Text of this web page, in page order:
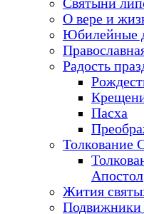
Святыни
О вере и
Юбилейные
Радость
Пасха
Толкование
Апостол
Жития
Подвижники